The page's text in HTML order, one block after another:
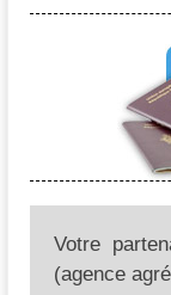
Votre
(agence